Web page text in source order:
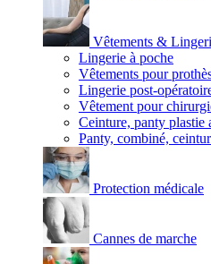
Vêtements &
Lingerie à poche
Vêtements pour
Lingerie post-
Vêtement pour
Ceinture, panty plastie
Panty, combiné,
Protection médicale
Cannes de marche